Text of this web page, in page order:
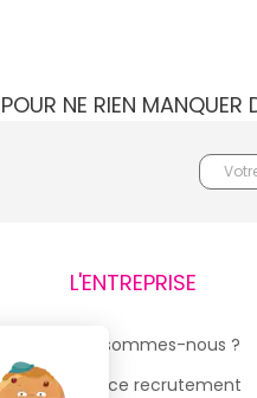
POUR NE RIEN
L'ENTREPRISE
Qui sommes-nous ?
Espace recrutement